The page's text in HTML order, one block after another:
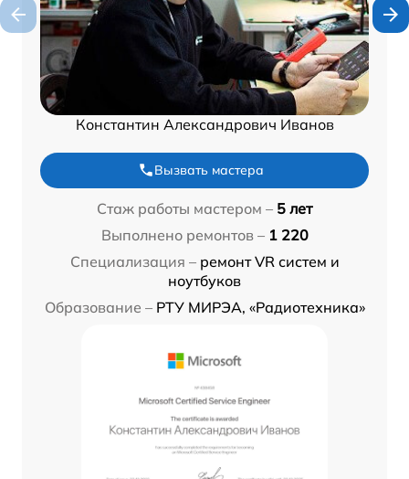
Константин Александрович Иванов
Вызвать мастера
Стаж работы мастером – 5 лет
Выполнено ремонтов – 1 220
Специализация – ремонт VR систем и
ноутбуков
Образование – РТУ МИРЭА, «Радиотехника»